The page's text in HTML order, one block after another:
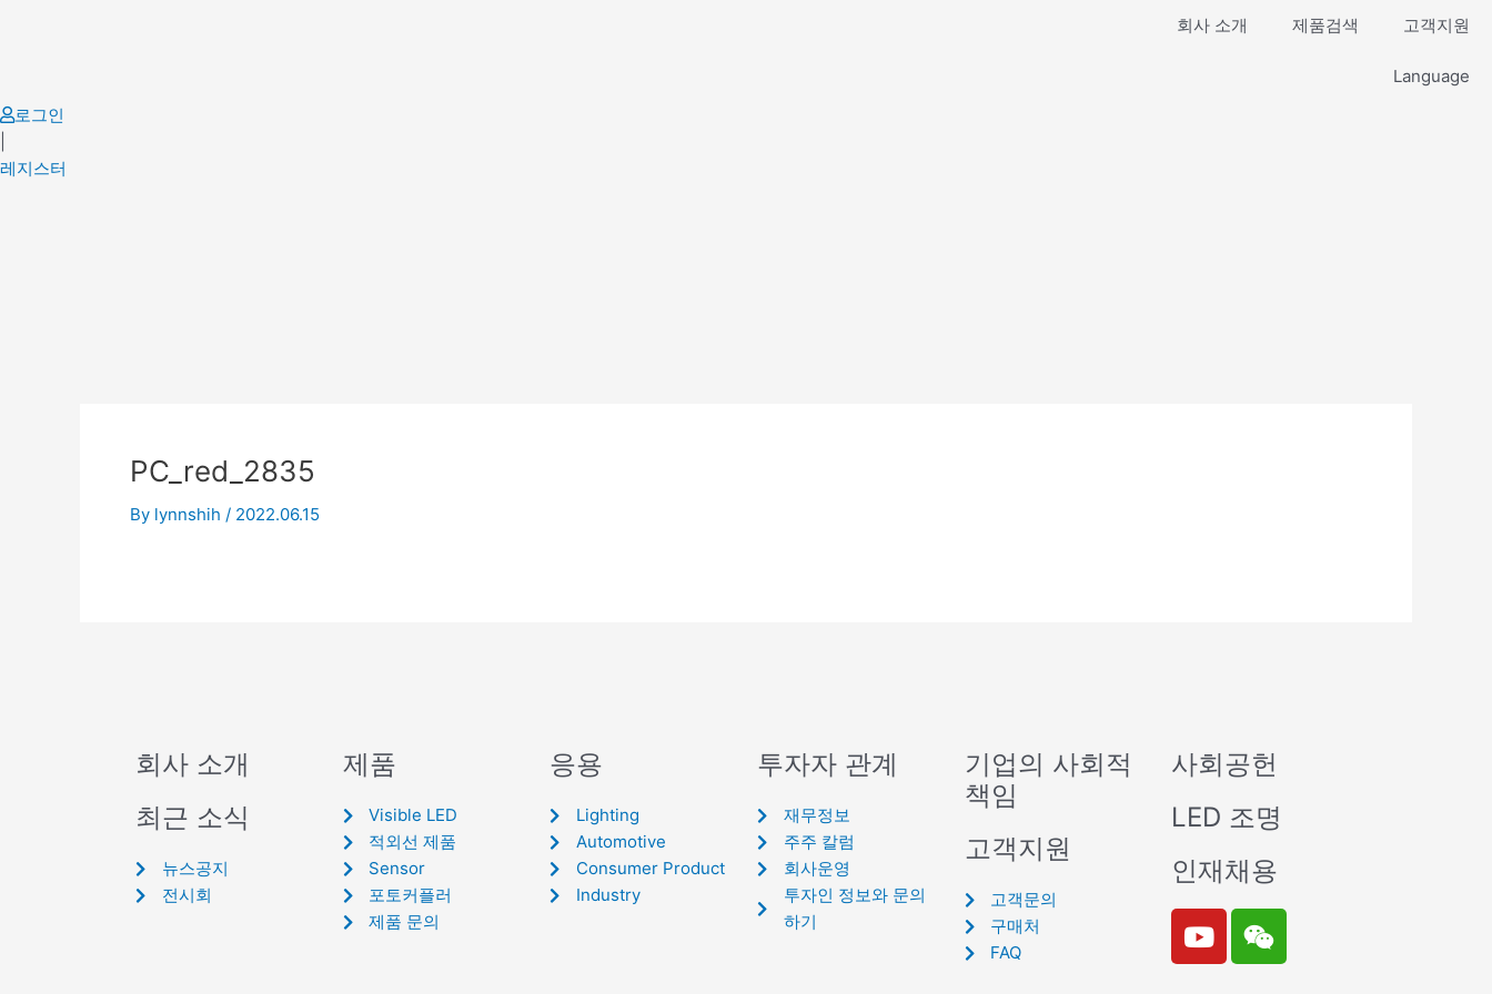
회사 소개 제품검색 고객지원
Language
로그인
레지스터
PC_red_2835
By lynnshih / 2022.06.15
회사 소개
최근 소식
뉴스공지
전시회
제품
Visible LED
적외선 제품
Sensor
포토커플러
제품 문의
응용
Lighting
Automotive
Consumer Product
Industry
투자자 관계
재무정보
주주 칼럼
회사운영
투자인 정보와 문의
하기
기업의 사회적
책임
고객지원
고객문의
구매처
FAQ
사회공헌
LED 조명
인재채용
Y
o
W
e